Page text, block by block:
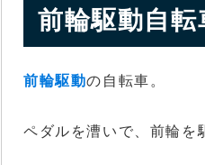
前輪駆動自
前輪駆動の自転車。
ペダルを漕いで、前輪を